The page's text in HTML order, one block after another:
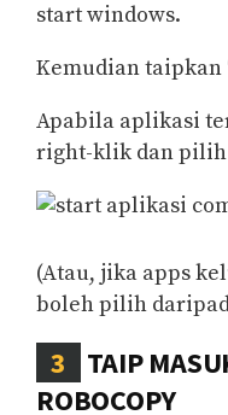
start windows.
Kemudian taipkan
Apabila aplikasi
right-klik dan pilih
(Atau, jika apps
boleh pilih
3
TAIP
ROBOCOPY